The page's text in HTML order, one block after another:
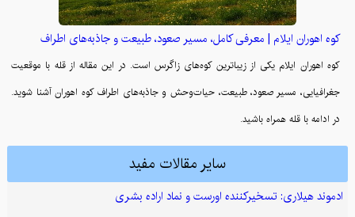
کوه اهوران ایلام | معرفی کامل، مسیر صعود، طبیعت و جاذبه‌های اطراف
کوه اهوران ایلام یکی از زیباترین کوه‌های زاگرس است. در این مقاله از قله با موقعیت
جغرافیایی، مسیر صعود، طبیعت، حیات‌وحش و جاذبه‌های اطراف کوه اهوران آشنا شوید.
در ادامه با قله همراه باشید.
سایر مقالات مفید
ادموند هیلاری: تسخیرکننده اورست و نماد اراده بشری